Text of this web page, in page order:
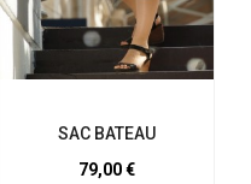
SAC BATEAU
79,00 €